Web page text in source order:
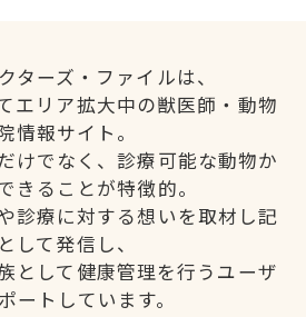
ターズ・ファイルは、
エリア拡大中の獣医師・動物
情報サイト。
けでなく、診療可能な動物か
きることが特徴的。
診療に対する想いを取材し記
して発信し、
として健康管理を行うユーザ
ートしています。